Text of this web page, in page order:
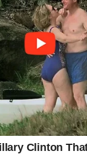
je napomenuti
CRP-a i
Kombinacija
ubrzano
što dodatno
udara. Praćenje
za uspješnost
početka liječenja, to
tome, trajno
nije adekvatan